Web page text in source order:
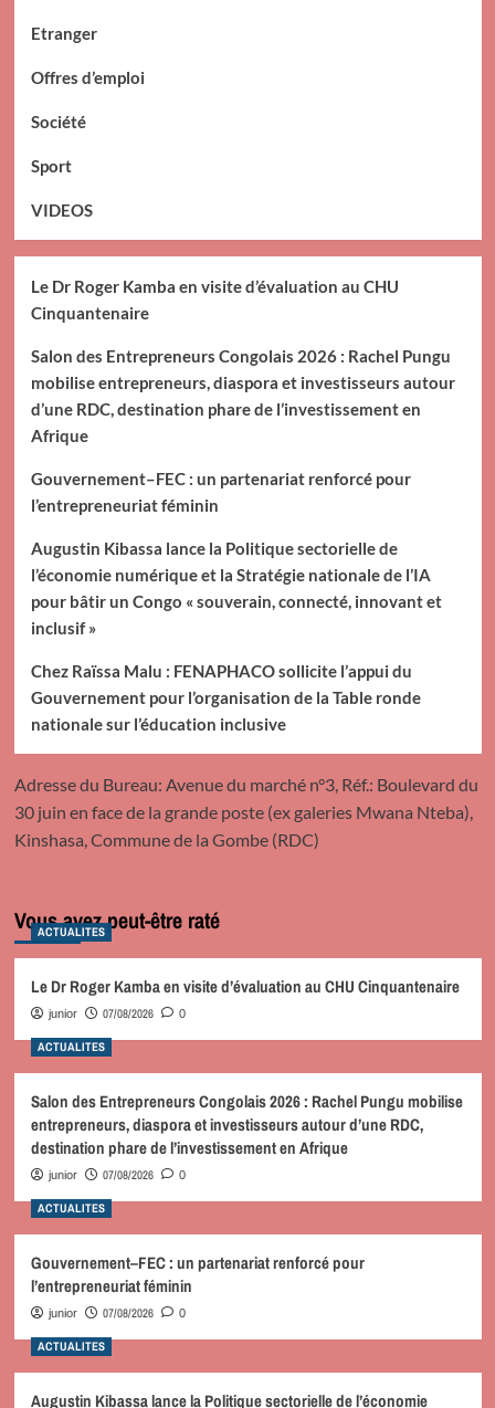
Etranger
Offres d’emploi
Société
Sport
VIDEOS
Le Dr Roger Kamba en visite d’évaluation au CHU
Cinquantenaire
Salon des Entrepreneurs Congolais 2026 : Rachel Pungu
mobilise entrepreneurs, diaspora et investisseurs autour
d’une RDC, destination phare de l’investissement en
Afrique
Gouvernement–FEC : un partenariat renforcé pour
l’entrepreneuriat féminin
Augustin Kibassa lance la Politique sectorielle de
l’économie numérique et la Stratégie nationale de l’IA
pour bâtir un Congo « souverain, connecté, innovant et
inclusif »
Chez Raïssa Malu : FENAPHACO sollicite l’appui du
Gouvernement pour l’organisation de la Table ronde
nationale sur l’éducation inclusive
Adresse du Bureau: Avenue du marché n°3, Réf.: Boulevard du
30 juin en face de la grande poste (ex galeries Mwana Nteba),
Kinshasa, Commune de la Gombe (RDC)
Vous avez peut-être raté
ACTUALITES
Le Dr Roger Kamba en visite d’évaluation au CHU Cinquantenaire
junior 07/08/2026 0
ACTUALITES
Salon des Entrepreneurs Congolais 2026 : Rachel Pungu mobilise
entrepreneurs, diaspora et investisseurs autour d’une RDC,
destination phare de l’investissement en Afrique
junior 07/08/2026 0
ACTUALITES
Gouvernement–FEC : un partenariat renforcé pour
l’entrepreneuriat féminin
junior 07/08/2026 0
ACTUALITES
Augustin Kibassa lance la Politique sectorielle de l’économie